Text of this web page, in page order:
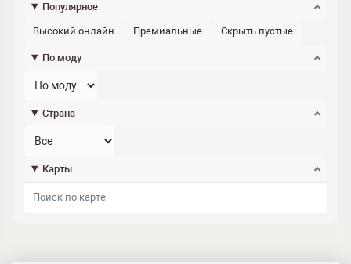
Популярное
Высокий онлайн Премиальные Скрыть пустые
По моду
Страна
Карты